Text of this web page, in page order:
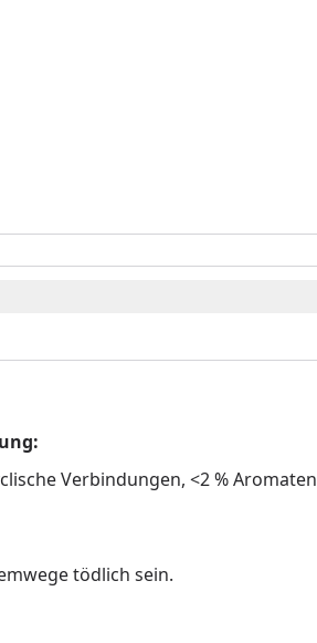
Verbindungen, <2 % Aromaten
tödlich sein.